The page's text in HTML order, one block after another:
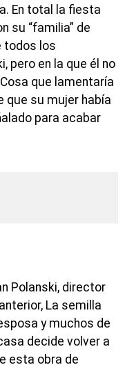
En total la fiesta
su “familia” de
todos los
pero en la que él no
que lamentaría
que su mujer había
para acabar
Polanski, director
La semilla
y muchos de
decide volver a
esta obra de